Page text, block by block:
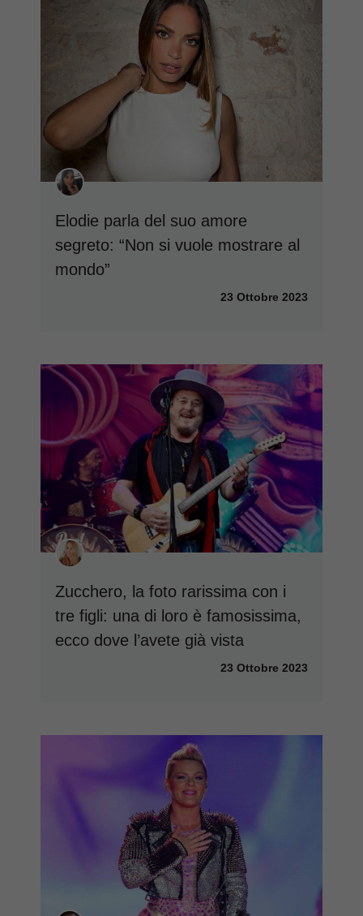
Elodie parla del suo amore
segreto: “Non si vuole mostrare al
mondo”
23 Ottobre 2023
Zucchero, la foto rarissima con i
tre figli: una di loro è famosissima,
ecco dove l’avete già vista
23 Ottobre 2023